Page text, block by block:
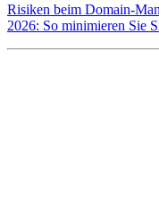
Risiken beim Domain-
2026: So minimieren Sie